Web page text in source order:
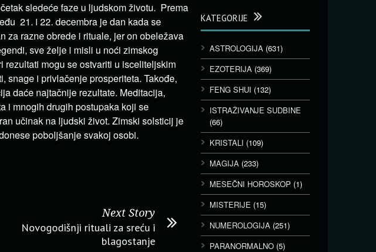
sledeće faze u ljudskom životu. Prema
21. i 22. decembra je dan kada se
za razne obrede i rituale, jer on obeležava
sve želje i misli u noći zimskog
mogu se ostvariti u isceliteljskim
snage i privlačenje prosperiteta. Takođe,
daće najtačnije rezultate. Meditacija,
i mnogih drugih postupaka koji se
učinak na ljudski život. Zimski solsticij je
poboljšanje svakoj osobi.
Next Story
Novogodišnji rituali za sreću i
blagostanje
KATEGORIJE
ASTROLOGIJA (631)
EZOTERIJA (369)
FENG SHUI (132)
ISTRAŽIVANJE SUDBINE
(66)
KRISTALI (109)
MAGIJA (233)
MESEČNI HOROSKOP (1)
MISTERIJE (15)
NUMEROLOGIJA (251)
PARANORMALNO (5)